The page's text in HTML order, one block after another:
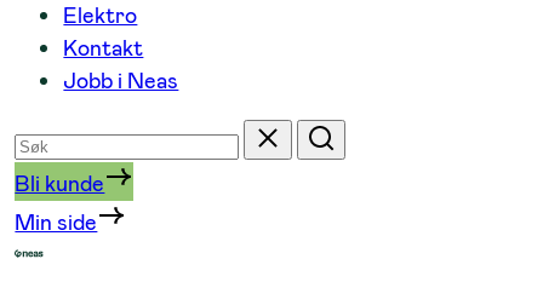
Elektro
Kontakt
Jobb i Neas
Søk
etter
Tilbakestill
Søk
Bli kunde
Min side